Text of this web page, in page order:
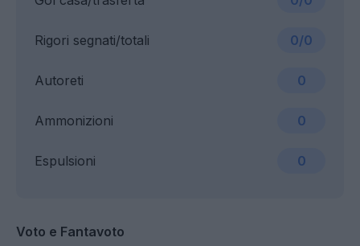
Ammonizioni 0
Rigori segnati/totali 0/0
Espulsioni 0
Autoreti 0
Voto e Fantavoto